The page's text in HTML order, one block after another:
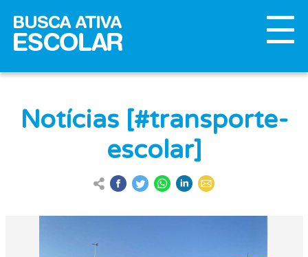
Notícias [#transporte-
escolar]